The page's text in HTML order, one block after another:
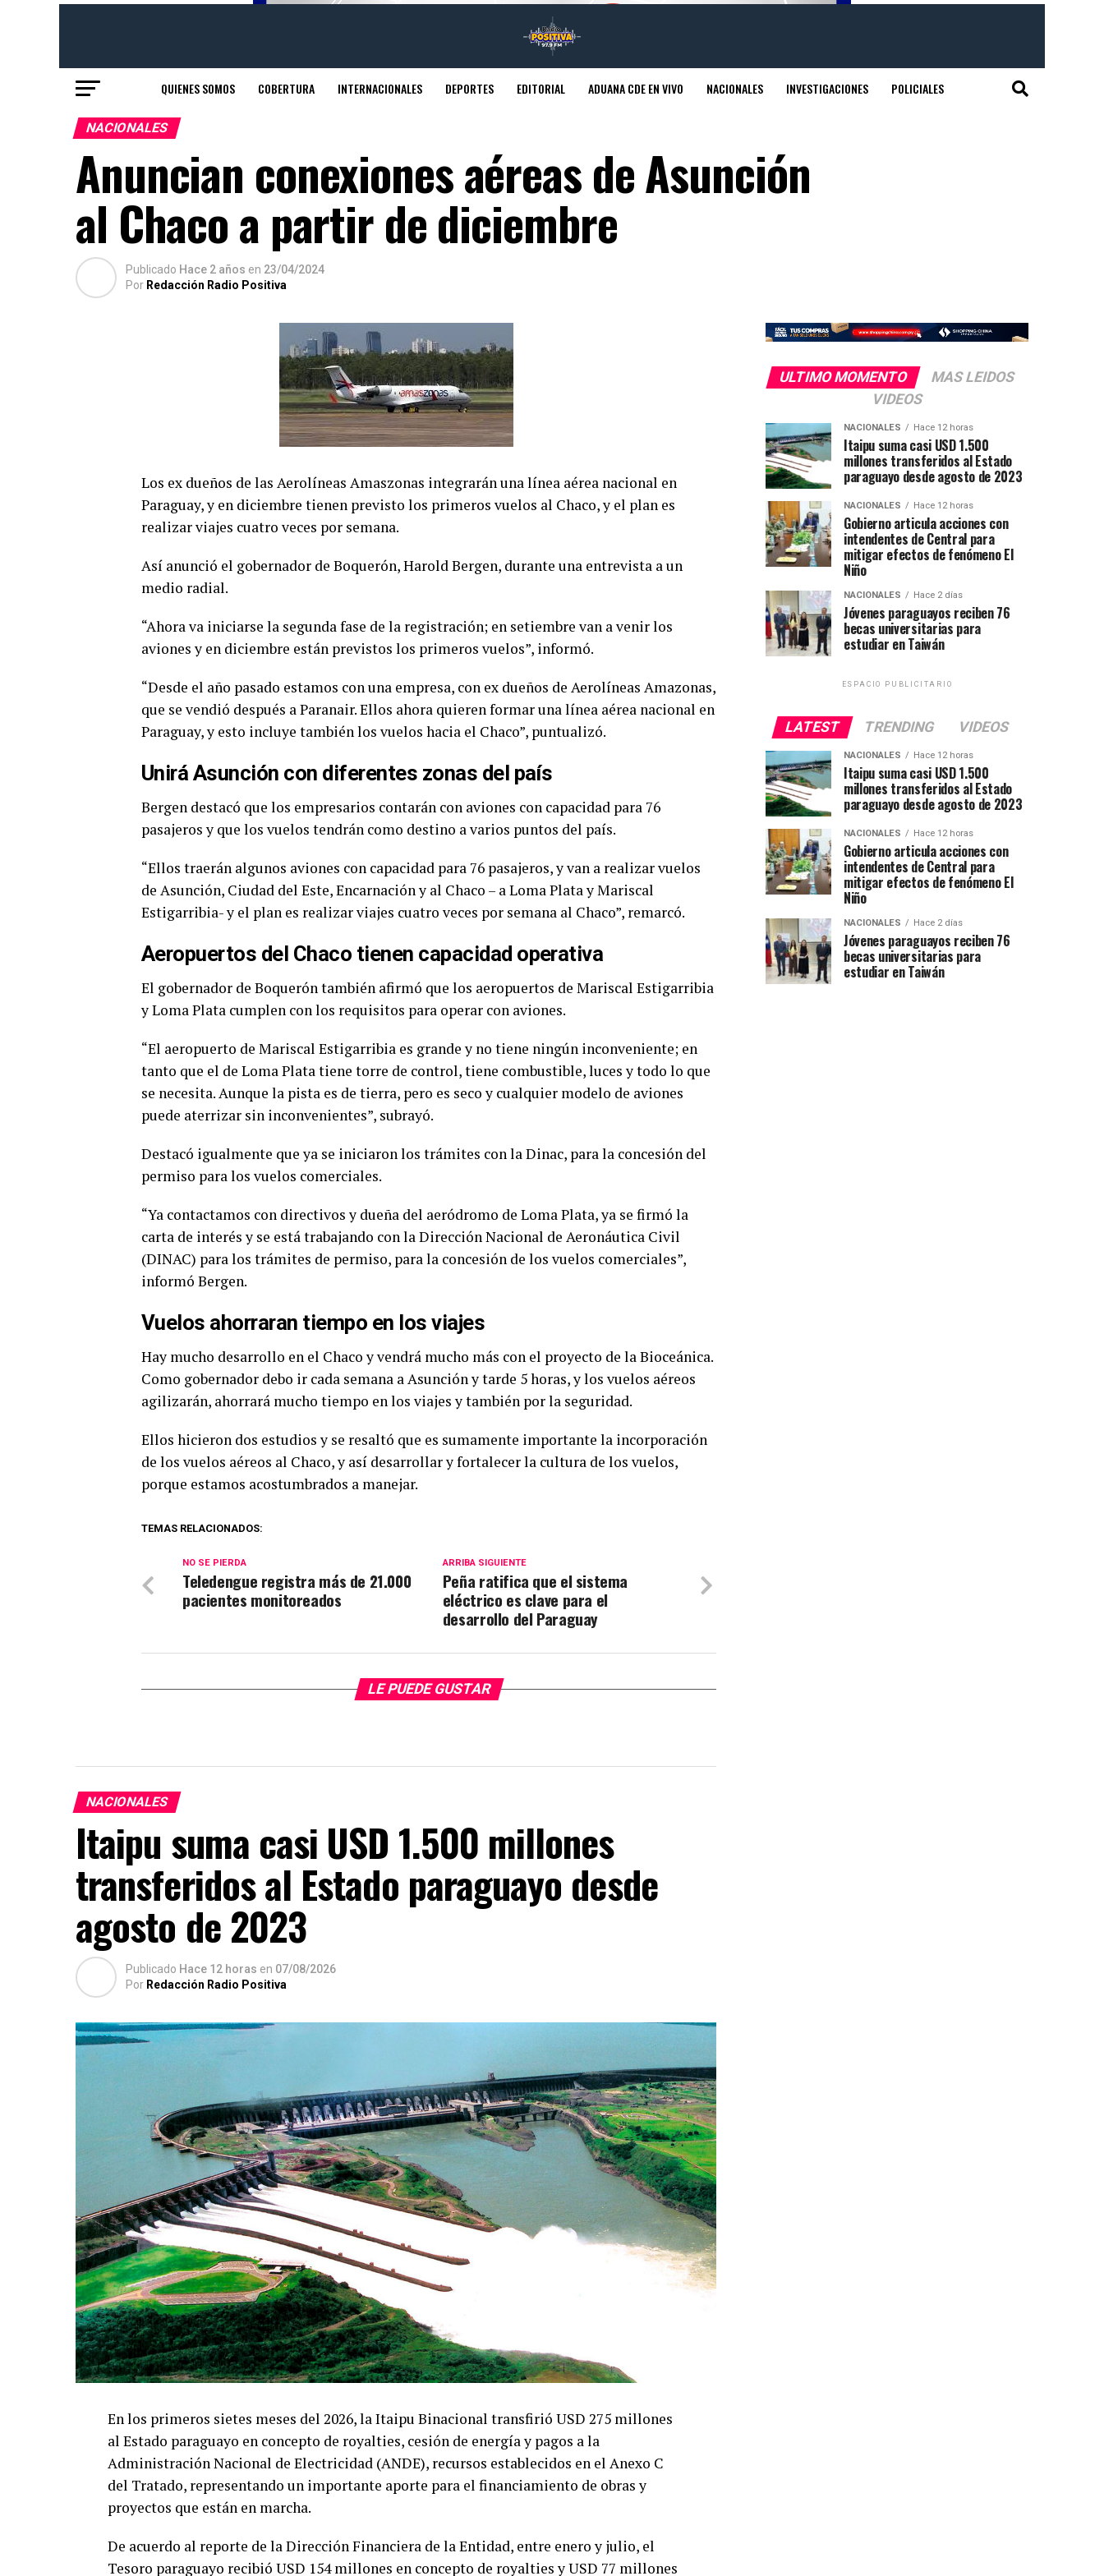
QUIENES SOMOS COBERTURA INTERNACIONALES DEPORTES EDITORIAL ADUANA CDE EN VIVO NACIONALES INVESTIGACIONES POLICIALES
NACIONALES
Anuncian conexiones aéreas de Asunción
al Chaco a partir de diciembre
Publicado Hace 2 años en 23/04/2024
Por Redacción Radio Positiva
Los ex dueños de las Aerolíneas Amaszonas integrarán una línea aérea nacional en
Paraguay, y en diciembre tienen previsto los primeros vuelos al Chaco, y el plan es
realizar viajes cuatro veces por semana.
Así anunció el gobernador de Boquerón, Harold Bergen, durante una entrevista a un
medio radial.
“Ahora va iniciarse la segunda fase de la registración; en setiembre van a venir los
aviones y en diciembre están previstos los primeros vuelos”, informó.
“Desde el año pasado estamos con una empresa, con ex dueños de Aerolíneas Amazonas,
que se vendió después a Paranair. Ellos ahora quieren formar una línea aérea nacional en
Paraguay, y esto incluye también los vuelos hacia el Chaco”, puntualizó.
Unirá Asunción con diferentes zonas del país
Bergen destacó que los empresarios contarán con aviones con capacidad para 76
pasajeros y que los vuelos tendrán como destino a varios puntos del país.
“Ellos traerán algunos aviones con capacidad para 76 pasajeros, y van a realizar vuelos
de Asunción, Ciudad del Este, Encarnación y al Chaco – a Loma Plata y Mariscal
Estigarribia- y el plan es realizar viajes cuatro veces por semana al Chaco”, remarcó.
Aeropuertos del Chaco tienen capacidad operativa
El gobernador de Boquerón también afirmó que los aeropuertos de Mariscal Estigarribia
y Loma Plata cumplen con los requisitos para operar con aviones.
“El aeropuerto de Mariscal Estigarribia es grande y no tiene ningún inconveniente; en
tanto que el de Loma Plata tiene torre de control, tiene combustible, luces y todo lo que
se necesita. Aunque la pista es de tierra, pero es seco y cualquier modelo de aviones
puede aterrizar sin inconvenientes”, subrayó.
Destacó igualmente que ya se iniciaron los trámites con la Dinac, para la concesión del
permiso para los vuelos comerciales.
“Ya contactamos con directivos y dueña del aeródromo de Loma Plata, ya se firmó la
carta de interés y se está trabajando con la Dirección Nacional de Aeronáutica Civil
(DINAC) para los trámites de permiso, para la concesión de los vuelos comerciales”,
informó Bergen.
Vuelos ahorraran tiempo en los viajes
Hay mucho desarrollo en el Chaco y vendrá mucho más con el proyecto de la Bioceánica.
Como gobernador debo ir cada semana a Asunción y tarde 5 horas, y los vuelos aéreos
agilizarán, ahorrará mucho tiempo en los viajes y también por la seguridad.
Ellos hicieron dos estudios y se resaltó que es sumamente importante la incorporación
de los vuelos aéreos al Chaco, y así desarrollar y fortalecer la cultura de los vuelos,
porque estamos acostumbrados a manejar.
TEMAS RELACIONADOS:
ARRIBA SIGUIENTE
Peña ratifica que el sistema
eléctrico es clave para el
desarrollo del Paraguay
NO SE PIERDA
Teledengue registra más de 21.000
pacientes monitoreados
LE PUEDE GUSTAR
NACIONALES
Itaipu suma casi USD 1.500 millones
transferidos al Estado paraguayo desde
agosto de 2023
Publicado Hace 12 horas en 07/08/2026
Por Redacción Radio Positiva
En los primeros sietes meses del 2026, la Itaipu Binacional transfirió USD 275 millones
al Estado paraguayo en concepto de royalties, cesión de energía y pagos a la
Administración Nacional de Electricidad (ANDE), recursos establecidos en el Anexo C
del Tratado, representando un importante aporte para el financiamiento de obras y
proyectos que están en marcha.
De acuerdo al reporte de la Dirección Financiera de la Entidad, entre enero y julio, el
Tesoro paraguayo recibió USD 154 millones en concepto de royalties y USD 77 millones
ULTIMO MOMENTO
MAS LEIDOS
VIDEOS
NACIONALES Hace 12 horas
Itaipu suma casi USD 1.500
millones transferidos al Estado
paraguayo desde agosto de 2023
NACIONALES Hace 12 horas
Gobierno articula acciones con
intendentes de Central para
mitigar efectos de fenómeno El
Niño
NACIONALES Hace 2 días
Jóvenes paraguayos reciben 76
becas universitarias para
estudiar en Taiwán
ESPACIO PUBLICITARIO
LATEST TRENDING VIDEOS
NACIONALES Hace 12 horas
Itaipu suma casi USD 1.500
millones transferidos al Estado
paraguayo desde agosto de 2023
NACIONALES Hace 12 horas
Gobierno articula acciones con
intendentes de Central para
mitigar efectos de fenómeno El
Niño
NACIONALES Hace 2 días
Jóvenes paraguayos reciben 76
becas universitarias para
estudiar en Taiwán